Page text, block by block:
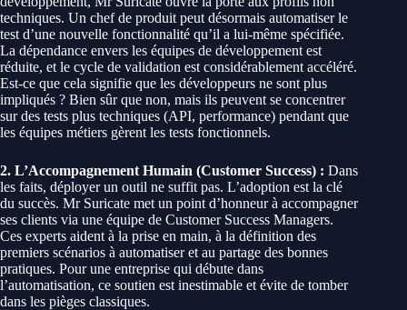
techniques. Un chef de produit peut désormais automatiser le
test d’une nouvelle fonctionnalité qu’il a lui-même spécifiée.
La dépendance envers les équipes de développement est
réduite, et le cycle de validation est considérablement accéléré.
Est-ce que cela signifie que les développeurs ne sont plus
impliqués ? Bien sûr que non, mais ils peuvent se concentrer
sur des tests plus techniques (API, performance) pendant que
les équipes métiers gèrent les tests fonctionnels.
2. L’Accompagnement Humain (Customer Success) : Dans
les faits, déployer un outil ne suffit pas. L’adoption est la clé
du succès. Mr Suricate met un point d’honneur à accompagner
ses clients via une équipe de Customer Success Managers.
Ces experts aident à la prise en main, à la définition des
premiers scénarios à automatiser et au partage des bonnes
pratiques. Pour une entreprise qui débute dans
l’automatisation, ce soutien est inestimable et évite de tomber
dans les pièges classiques.